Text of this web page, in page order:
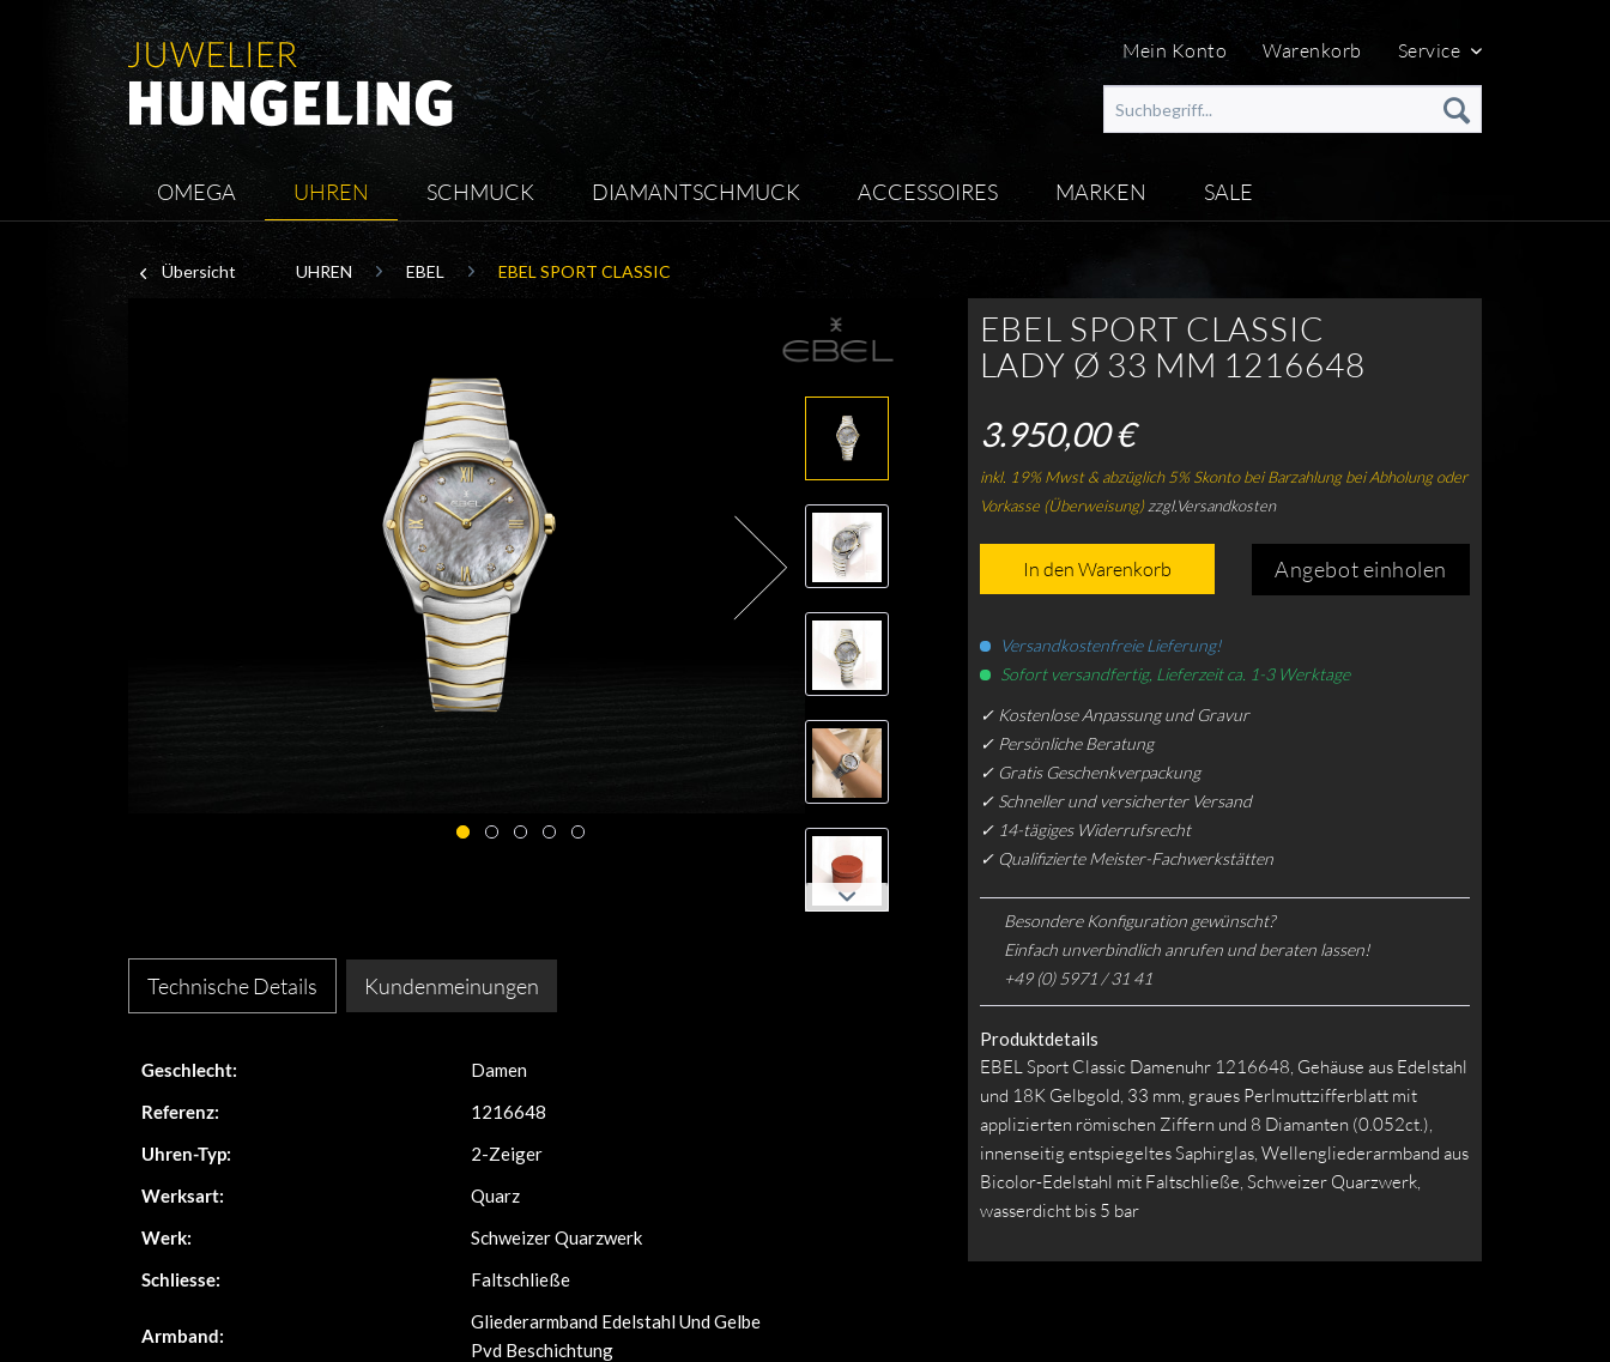
Mein Konto Warenkorb Service
OMEGA UHREN SCHMUCK DIAMANTSCHMUCK ACCESSOIRES MARKEN SALE
Übersicht UHREN EBEL EBEL SPORT CLASSIC
EBEL SPORT CLASSIC
LADY Ø 33 MM 1216648
3.950,00 €
inkl. 19% Mwst & abzüglich 5% Skonto bei Barzahlung bei Abholung oder
Vorkasse (Überweisung)zzgl.Versandkosten
Angebot einholen
In den Warenkorb
Versandkostenfreie Lieferung!
Sofort versandfertig, Lieferzeit ca. 1-3 Werktage
✓ Kostenlose Anpassung und Gravur
✓ Persönliche Beratung
✓ Gratis Geschenkverpackung
✓ Schneller und versicherter Versand
✓ 14-tägiges Widerrufsrecht
✓ Qualifizierte Meister-Fachwerkstätten
Besondere Konfiguration gewünscht?
Einfach unverbindlich anrufen und beraten lassen!
+49 (0) 5971 / 31 41
Produktdetails
EBEL Sport Classic Damenuhr 1216648, Gehäuse aus Edelstahl
und 18K Gelbgold, 33 mm, graues Perlmuttzifferblatt mit
applizierten römischen Ziffern und 8 Diamanten (0.052ct.),
innenseitig entspiegeltes Saphirglas, Wellengliederarmband aus
Bicolor-Edelstahl mit Faltschließe, Schweizer Quarzwerk,
wasserdicht bis 5 bar
Technische Details Kundenmeinungen
Geschlecht:
Damen
Referenz:
1216648
Uhren-Typ:
2-Zeiger
Werksart:
Quarz
Werk:
Schweizer Quarzwerk
Schliesse:
Faltschließe
Armband:
Gliederarmband Edelstahl Und Gelbe
Pvd Beschichtung